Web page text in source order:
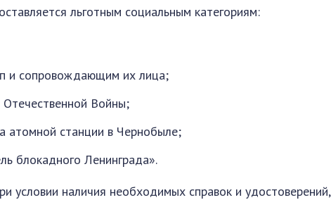
льготным социальным категориям:
и сопровождающим их лица;
Войны;
атомной станции в Чернобыле;
блокадного Ленинграда».
условии наличия необходимых справок и удостоверений,